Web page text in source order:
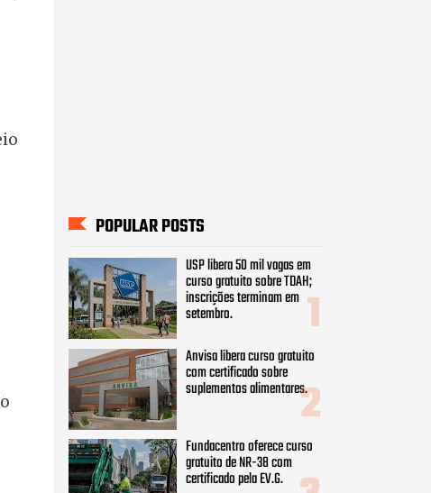
POPULAR POSTS
USP libera 50 mil vagas em
curso gratuito sobre TDAH;
inscrições terminam em
setembro.
Anvisa libera curso gratuito
com certificado sobre
suplementos alimentares.
Fundacentro oferece curso
gratuito de NR-38 com
certificado pela EV.G.